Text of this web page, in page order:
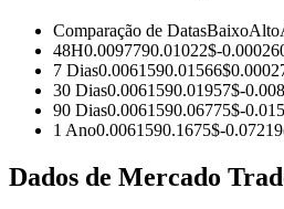
Futuros de USDC
Comparação de DatasBaixoAlto
48H0.0097790.01022$-
7 Dias0.0061590.01566$
30 Dias0.0061590.01957$-
90 Dias0.0061590.06775$-
1 Ano0.0061590.1675$-0.07219
Dados de Mercado